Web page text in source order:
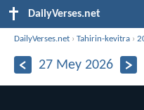
DailyVerses.net
DailyVerses.net ›Tahirin-kevitra ›
27 Mey 2026